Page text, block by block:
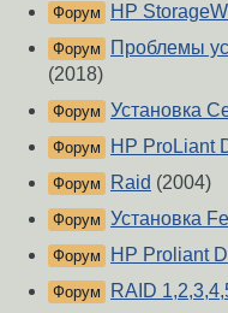
Форум HP
Форум
Проблемы
(2018)
Форум Установка
Форум HP ProLiant
Форум Raid (2004)
Форум Установка
Форум HP Proliant
Форум RAID